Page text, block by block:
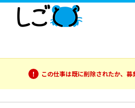
この仕事は既に削除されたか、募